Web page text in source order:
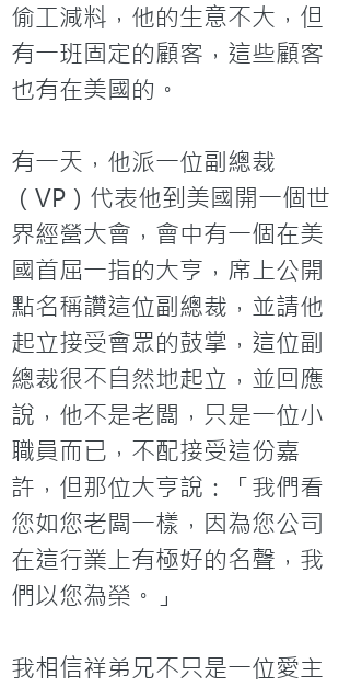
偷工減料，他的生意不大，但
有一班固定的顧客，這些顧客
也有在美國的。
有一天，他派一位副總裁
（VP）代表他到美國開一個世
界經營大會，會中有一個在美
國首屈一指的大亨，席上公開
點名稱讚這位副總裁，並請他
起立接受會眾的鼓掌，這位副
總裁很不自然地起立，並回應
說，他不是老闆，只是一位小
職員而已，不配接受這份嘉
許，但那位大亨說：「我們看
您如您老闆一樣，因為您公司
在這行業上有極好的名聲，我
們以您為榮。」
我相信祥弟兄不只是一位愛主